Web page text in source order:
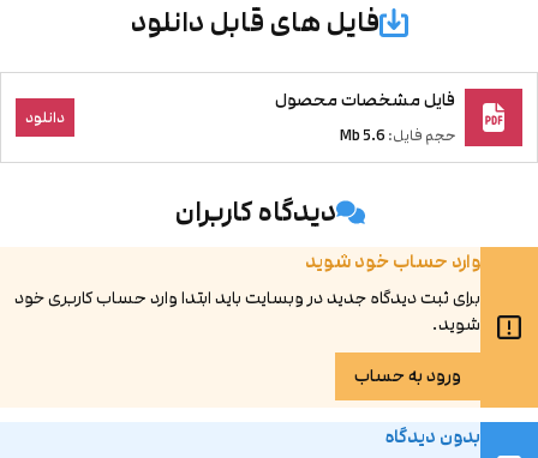
مناسب برای استفاده کارگاهی و کارخانه‌ای:
را پردازش کند.
و ویژگی‌ها:
همراه با کمپرسور، درایر، تانک و فیلتر:
سورتینگ سورت مستر به همراه تجهیزات جانبی مانند کمپرسور، درایر، تانک
ارائه می‌شود که عملکرد بهینه آن را تضمین می‌کند.
فضای مورد نیاز:
در مکان‌های کوچک و محدود را فراهم می‌آورد.
فایل های قابل دانلود
فایل مشخصات محصول
حجم فایل:5.6 Mb
دانلود
دیدگاه کاربران
وارد حساب خود شوید
برای ثبت دیدگاه جدید در وبسایت باید ابتدا وارد حساب کاربری خود
شوید.
ورود به حساب
بدون دیدگاه